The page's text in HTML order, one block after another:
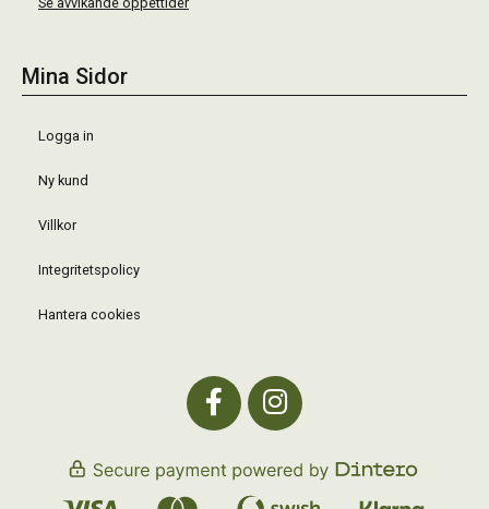
Mina Sidor
Logga in
Ny kund
Villkor
Integritetspolicy
Hantera cookies